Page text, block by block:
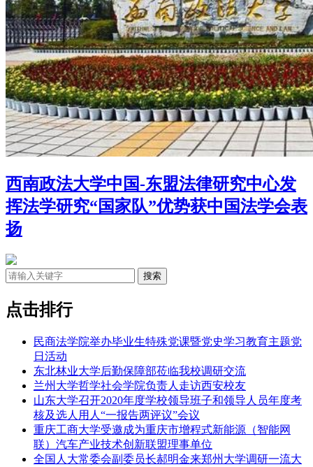
西南政法大学中国-东盟法律研究中心发
挥法学研究“国家队”优势获中国法学会表
扬
点击排行
民商法学院举办毕业生特殊党课暨党史学习教育主题党
日活动
东北林业大学后勤保障部莅临我校调研交流
兰州大学哲学社会学院负责人走访西安校友
山东大学召开2020年度学校领导班子和领导人员年度考
核及选人用人“一报告两评议”会议
重庆工商大学受邀成为重庆市增程式新能源（智能网
联）汽车产业技术创新联盟理事单位
全国人大常委会副委员长郝明金来郑州大学调研一流大